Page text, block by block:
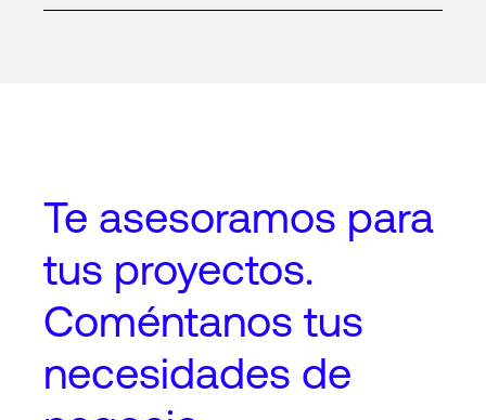
Te asesoramos para
tus proyectos.
Coméntanos tus
necesidades de